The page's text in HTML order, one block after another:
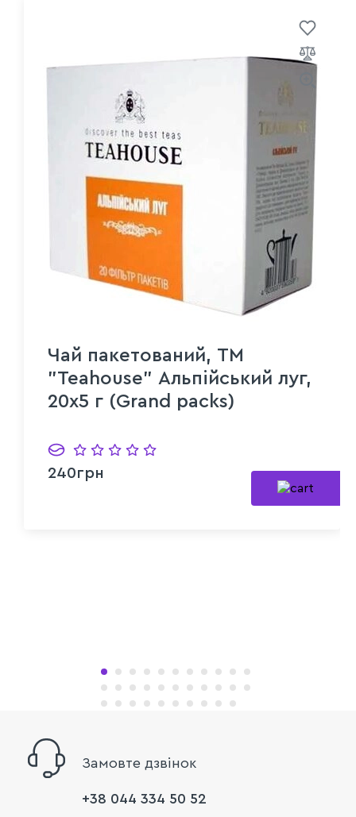
Чай пакетований, ТМ
"Teahouse" Альпійський луг,
20х5 г (Grand packs)
240грн
Замовте дзвінок
+38 044 334 50 52